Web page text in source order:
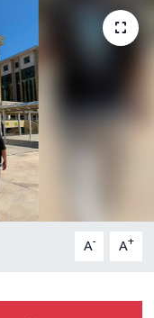
A- A+